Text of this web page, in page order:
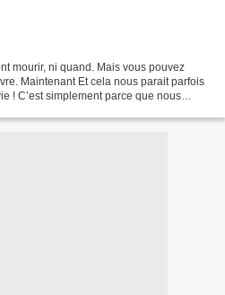
mourir, ni quand. Mais vous pouvez
Maintenant Et cela nous parait parfois
! C’est simplement parce que nous